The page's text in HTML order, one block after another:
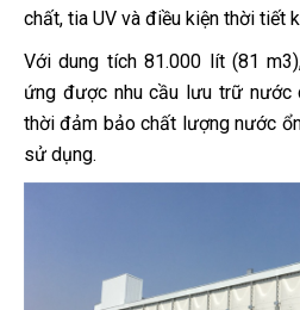
chất, tia UV và điều kiện thời tiết
Với dung tích 81.000 lít (81
ứng được nhu cầu lưu trữ nước
thời đảm bảo chất lượng nước
sử dụng.